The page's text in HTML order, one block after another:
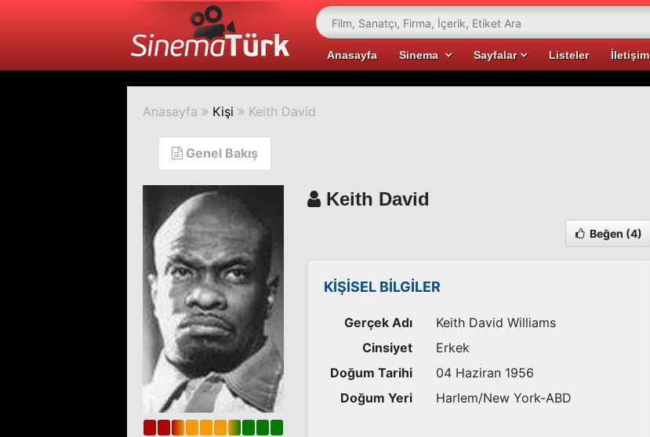
Anasayfa Sinema Sayfalar Listeler İletişim
Anasayfa Kişi Keith David
Genel Bakış
Keith David
Beğen (4)
KİŞİSEL BİLGİLER
Gerçek Adı
Keith David Williams
Cinsiyet
Erkek
Doğum Tarihi
04 Haziran 1956
Doğum Yeri
Harlem/New York-ABD